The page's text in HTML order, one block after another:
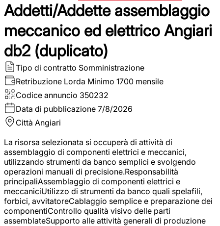
Addetti/Addette assemblaggio
meccanico ed elettrico Angiari
db2 (duplicato)
Tipo di contratto Somministrazione
Retribuzione Lorda Minimo 1700 mensile
Codice annuncio 350232
Data di pubblicazione 7/8/2026
Città Angiari
La risorsa selezionata si occuperà di attività di
assemblaggio di componenti elettrici e meccanici,
utilizzando strumenti da banco semplici e svolgendo
operazioni manuali di precisione.Responsabilità
principaliAssemblaggio di componenti elettrici e
meccaniciUtilizzo di strumenti da banco quali spelafili,
forbici, avvitatoreCablaggio semplice e preparazione dei
componentiControllo qualità visivo delle parti
assemblateSupporto alle attività generali di produzione